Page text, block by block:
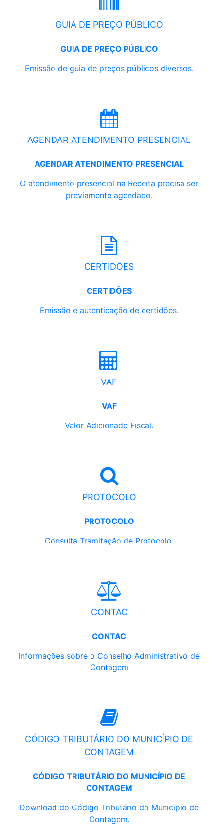
GUIA DE PREÇO PÚBLICO
GUIA DE PREÇO PÚBLICO
Emissão de guia de preços públicos diversos.
AGENDAR ATENDIMENTO PRESENCIAL
AGENDAR ATENDIMENTO PRESENCIAL
O atendimento presencial na Receita precisa ser
previamente agendado.
CERTIDÕES
CERTIDÕES
Emissão e autenticação de certidões.
VAF
VAF
Valor Adicionado Fiscal.
PROTOCOLO
PROTOCOLO
Consulta Tramitação de Protocolo.
CONTAC
CONTAC
Informações sobre o Conselho Administrativo de
Contagem
CÓDIGO TRIBUTÁRIO DO MUNICÍPIO DE
CONTAGEM
CÓDIGO TRIBUTÁRIO DO MUNICÍPIO DE
CONTAGEM
Download do Código Tributário do Município de
Contagem.